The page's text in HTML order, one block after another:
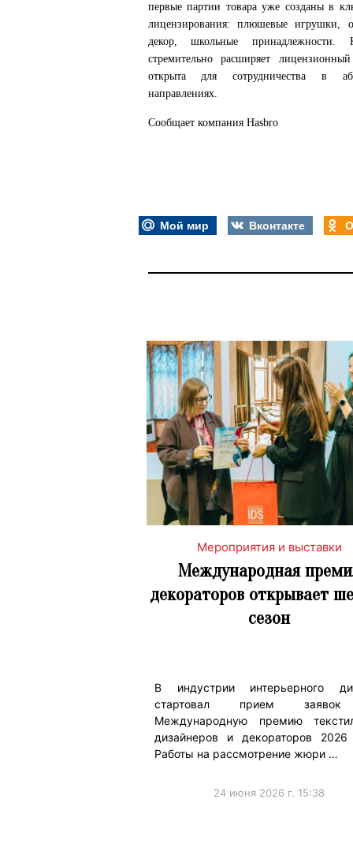
первыепартии товара уже созданы в
лицензирования: плюшевые игрушки,
декор, школьные принадлежности.
стремительно расширяет
открыта для сотрудничества в
направлениях.
Сообщает компания Hasbro
Мой мир Вконтакте
Мероприятия и выставки
Международная
декораторов открывает
сезон
В индустрии интерьерного
стартовал прием
Международную премию
дизайнеров и декораторов 2026
Работы на рассмотрение жюри …
24 июня 2026 г. 15:38